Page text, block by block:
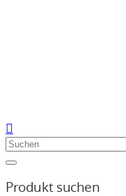
Produkt suchen